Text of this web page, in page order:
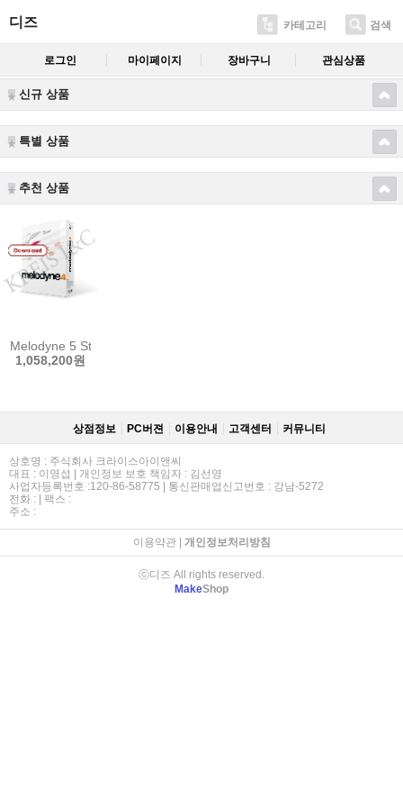
디즈 카테고리 검색
로그인 마이페이지 장바구니 관심상품
신규 상품
특별 상품
추천 상품
Melodyne 5 Studio
1,058,200원
상점정보 PC버젼 이용안내 고객센터 커뮤니티
상호명 : 주식회사 크라이스아이앤씨
대표 : 이영섭 | 개인정보 보호 책임자 : 김선영
사업자등록번호 :120-86-58775 | 통신판매업신고번호 : 강남-5272
전화 : | 팩스 :
주소 :
이용약관| 개인정보처리방침
ⓒ디즈 All rights reserved.
MakeShop